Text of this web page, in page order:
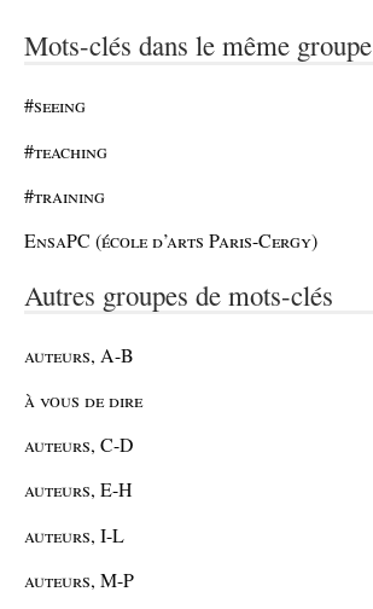
Mots-clés dans le même groupe
#seeing
#teaching
#training
EnsaPC (école d’arts Paris-Cergy)
Autres groupes de mots-clés
auteurs, A-B
à vous de dire
auteurs, C-D
auteurs, E-H
auteurs, I-L
auteurs, M-P